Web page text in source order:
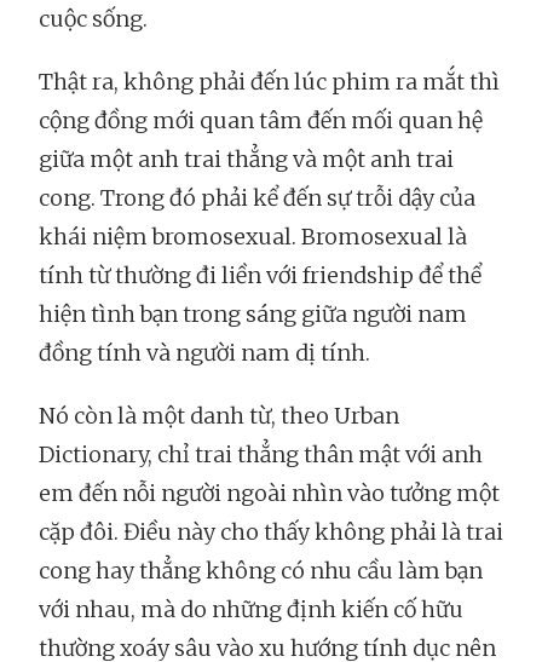
cuộc sống.
Thật ra, không phải đến lúc phim ra mắt thì
cộng đồng mới quan tâm đến mối quan hệ
giữa một anh trai thẳng và một anh trai
cong. Trong đó phải kể đến sự trỗi dậy của
khái niệm bromosexual. Bromosexual là
tính từ thường đi liền với friendship để thể
hiện tình bạn trong sáng giữa người nam
đồng tính và người nam dị tính.
Nó còn là một danh từ, theo Urban
Dictionary, chỉ trai thẳng thân mật với anh
em đến nỗi người ngoài nhìn vào tưởng một
cặp đôi. Điều này cho thấy không phải là trai
cong hay thẳng không có nhu cầu làm bạn
với nhau, mà do những định kiến cố hữu
thường xoáy sâu vào xu hướng tính dục nên